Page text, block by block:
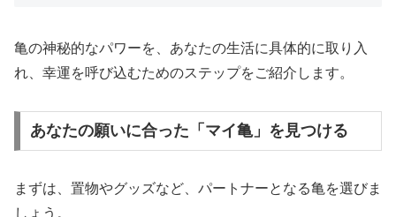
亀の神秘的なパワーを、あなたの生活に具体的に取り入
れ、幸運を呼び込むためのステップをご紹介します。
あなたの願いに合った「マイ亀」を見つける
まずは、置物やグッズなど、パートナーとなる亀を選びま
しょう。